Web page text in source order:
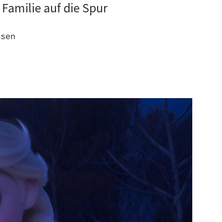
auf die Spur